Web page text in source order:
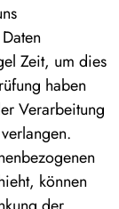
Zeit, um dies
haben
Verarbeitung
können